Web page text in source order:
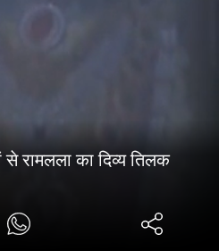
से रामलला का दिव्य तिलक